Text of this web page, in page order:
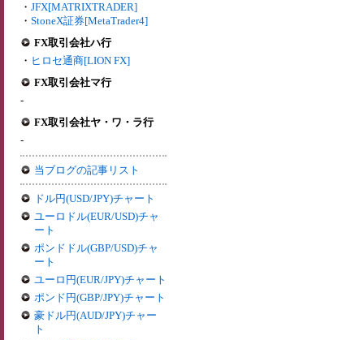
・ JFX[MATRIXTRADER]
・ StoneX証券[MetaTrader4]
FX取引会社ハ行
・ ヒロセ通商[LION FX]
FX取引会社マ行
-
FX取引会社ヤ・ワ・ラ行
-
当ブログの記事リスト
ドル円(USD/JPY)チャート
ユーロドル(EUR/USD)チャ
ート
ポンドドル(GBP/USD)チャ
ート
ユーロ円(EUR/JPY)チャート
ポンド円(GBP/JPY)チャート
豪ドル円(AUD/JPY)チャー
ト